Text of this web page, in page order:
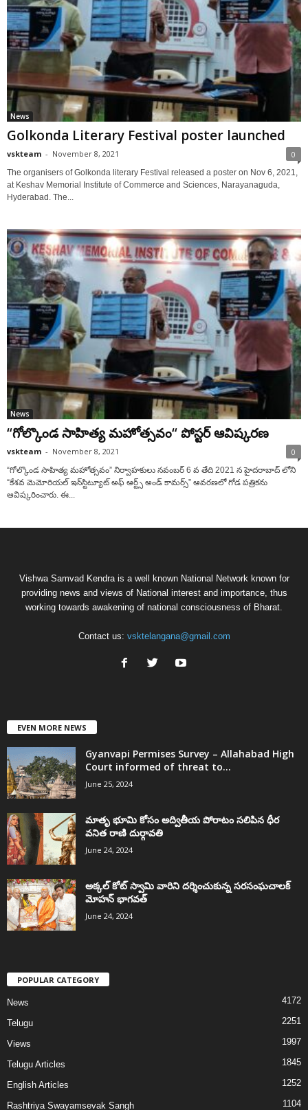
News
Golkonda Literary Festival poster launched
vskteam - November 8, 2021 0
The organisers of Golkonda literary Festival released a poster on Nov 6, 2021,
at Keshav Memorial Institute of Commerce and Sciences, Narayanaguda,
Hyderabad. The...
News
“గోల్కొండ సాహిత్య మహోత్సవం“ పోస్ట‌ర్ ఆవిష్క‌ర‌ణ‌
vskteam - November 8, 2021 0
“గోల్కొండ సాహిత్య మహోత్సవం” నిర్వాహకులు నవంబర్ 6 వ తేది 2021 న హైదరాబాద్ లోని
“కేశవ మెమోరియల్ ఇన్‌స్టిట్యూట్ అఫ్ ఆర్ట్స్ అండ్ కామర్స్” ఆవరణలో గోడ పత్రికను
ఆవిష్కరించారు. ఈ...
Vishwa Samvad Kendra is a well known National Network known for
providing news and views of National interest and importance, thus
working towards awakening of national consciousness of Bharat.
Contact us: vsktelangana@gmail.com
EVEN MORE NEWS
Gyanvapi Permises Survey – Allahabad High
Court informed of threat to...
June 25, 2024
మాతృ భూమి కోసం అద్వితీయ పోరాటం సలిపిన ధీర
వనిత రాణి దుర్గావతి
June 24, 2024
అక్కల్‌ కోట్‌ స్వామి వారిని దర్శించుకున్న సరసంఘచాలక్
మోహన్ భాగవత్
June 24, 2024
POPULAR CATEGORY
News 4172
Telugu 2251
Views 1997
Telugu Articles 1845
English Articles 1252
Rashtriya Swayamsevak Sangh 1104